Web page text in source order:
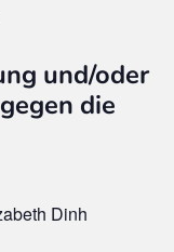
und/oder
die
Dinh